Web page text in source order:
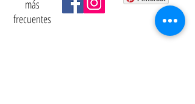
más
frecuentes